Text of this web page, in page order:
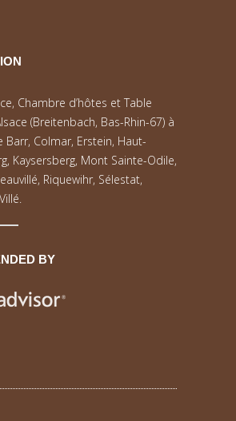
Chambre d’hôtes et Table
(Breitenbach, Bas-Rhin-67) à
Colmar, Erstein, Haut-
Kaysersberg, Mont Sainte-Odile,
Riquewihr, Sélestat,
BY